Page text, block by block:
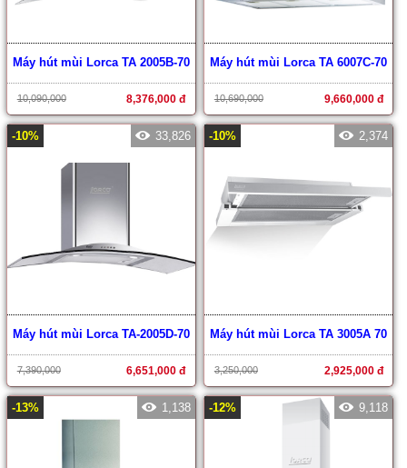
Máy hút mùi Lorca TA 2005B-70
10,090,000 8,376,000 đ
Máy hút mùi Lorca TA 6007C-70
10,690,000 9,660,000 đ
-10% 33,826
Máy hút mùi Lorca TA-2005D-70
7,390,000 6,651,000 đ
-10% 2,374
Máy hút mùi Lorca TA 3005A 70
3,250,000 2,925,000 đ
-13% 1,138 -12% 9,118